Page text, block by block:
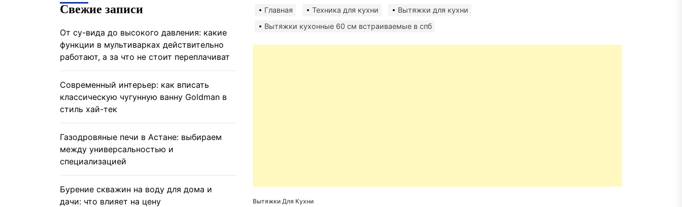
безопасности объектов
Главная Техника для кухни
Вытяжки для кухни
Вытяжки кухонные 60 см встраиваемые в спб
Вытяжки Для Кухни
Свежие записи
От су-вида до высокого давления: какие
функции в мультиварках действительно
работают, а за что не стоит переплачиват
Современный интерьер: как вписать
классическую чугунную ванну Goldman в
стиль хай-тек
Газодровяные печи в Астане: выбираем
между универсальностью и
специализацией
Бурение скважин на воду для дома и
дачи: что влияет на цену